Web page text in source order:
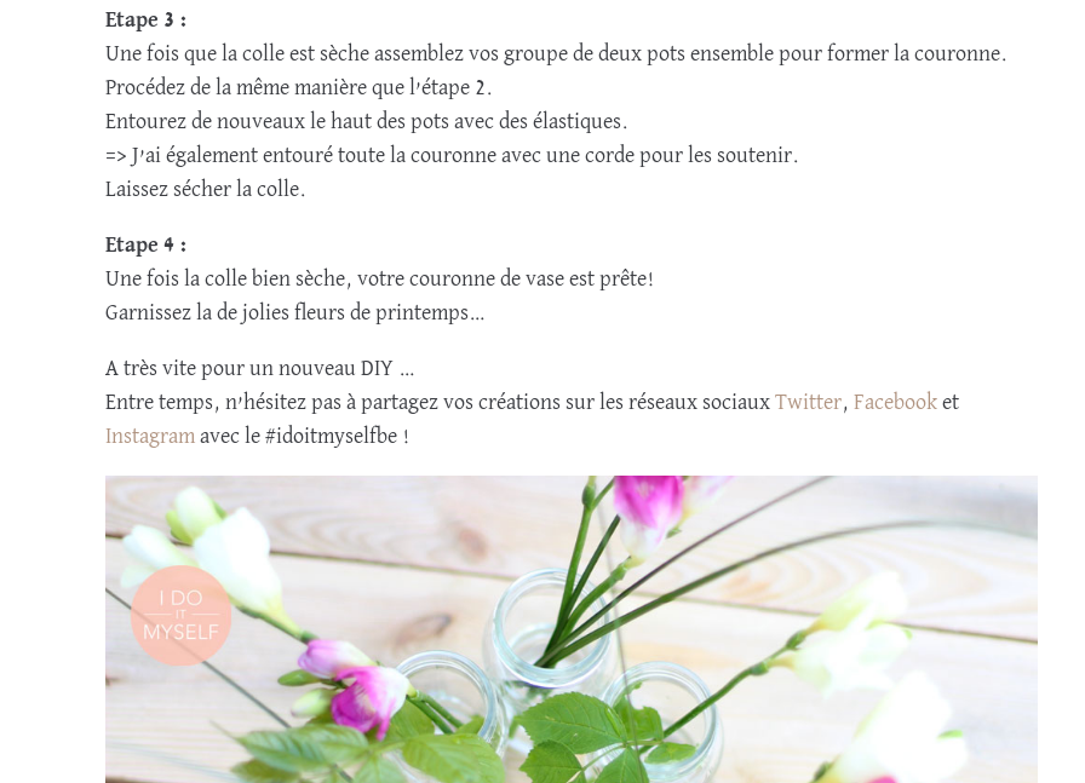
Etape 3 :
Une fois que la colle est sèche assemblez vos groupe de deux pots ensemble pour former la couronne.
Procédez de la même manière que l’étape 2.
Entourez de nouveaux le haut des pots avec des élastiques.
=> J’ai également entouré toute la couronne avec une corde pour les soutenir.
Laissez sécher la colle.
Etape 4 :
Une fois la colle bien sèche, votre couronne de vase est prête!
Garnissez la de jolies fleurs de printemps…
A très vite pour un nouveau DIY …
Entre temps, n’hésitez pas à partagez vos créations sur les réseaux sociaux Twitter, Facebook et
Instagram avec le #idoitmyselfbe !